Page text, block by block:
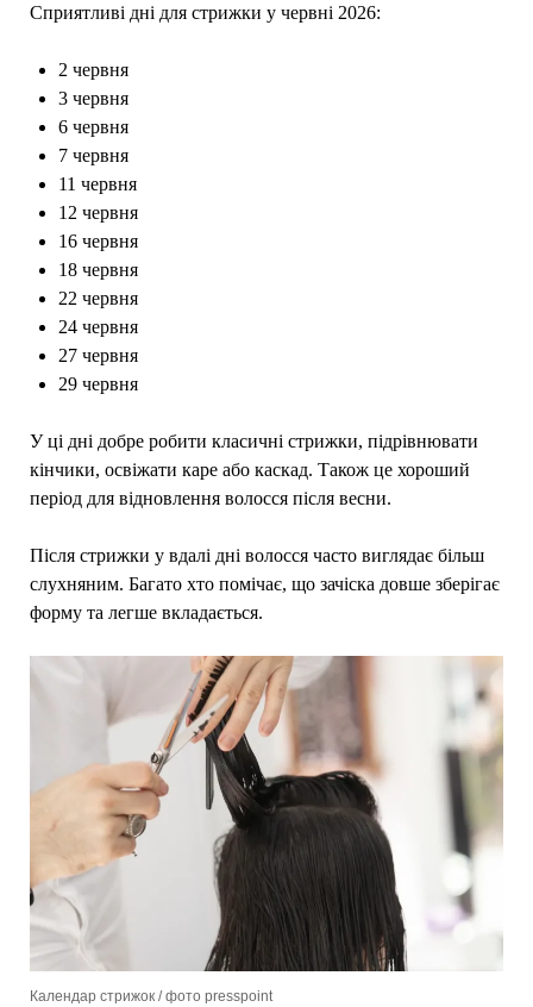
Сприятливі дні для стрижки у червні 2026:
2 червня
3 червня
6 червня
7 червня
11 червня
12 червня
16 червня
18 червня
22 червня
24 червня
27 червня
29 червня
У ці дні добре робити класичні стрижки, підрівнювати
кінчики, освіжати каре або каскад. Також це хороший
період для відновлення волосся після весни.
Після стрижки у вдалі дні волосся часто виглядає більш
слухняним. Багато хто помічає, що зачіска довше зберігає
форму та легше вкладається.
Календар стрижок / фото presspoint